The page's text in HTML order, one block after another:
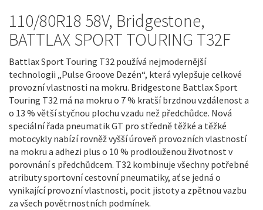
110/80R18 58V, Bridgestone,
BATTLAX SPORT TOURING T32F
Battlax Sport Touring T32 používá nejmodernější
technologii „Pulse Groove Dezén“, která vylepšuje celkové
provozní vlastnosti na mokru. Bridgestone Battlax Sport
Touring T32 má na mokru o 7 % kratší brzdnou vzdálenost a
o 13 % větší styčnou plochu vzadu než předchůdce. Nová
speciální řada pneumatik GT pro středně těžké a těžké
motocykly nabízí rovněž vyšší úroveň provozních vlastností
na mokru a adhezi plus o 10 % prodlouženou životnost v
porovnání s předchůdcem. T32 kombinuje všechny potřebné
atributy sportovní cestovní pneumatiky, ať se jedná o
vynikající provozní vlastnosti, pocit jistoty a zpětnou vazbu
za všech povětrnostních podmínek.